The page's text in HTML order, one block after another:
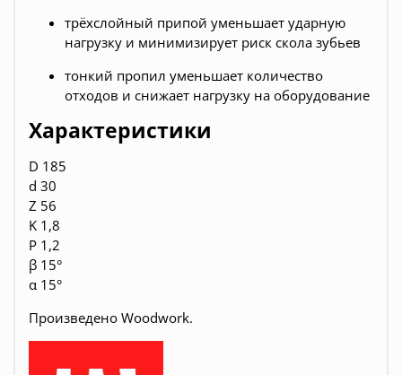
трёхслойный припой уменьшает ударную
нагрузку и минимизирует риск скола зубьев
тонкий пропил уменьшает количество
отходов и снижает нагрузку на оборудование
Характеристики
D 185
d 30
Z 56
K 1,8
P 1,2
β 15°
α 15°
Произведено Woodwork.